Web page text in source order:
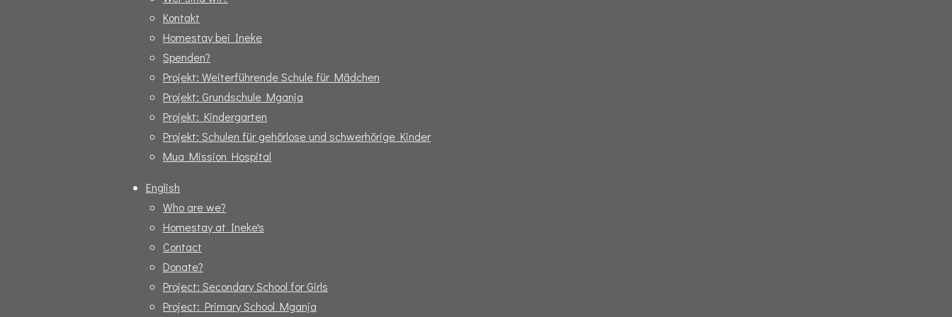
Kontakt
Homestay bei Ineke
Spenden?
Projekt: Weiterführende Schule für Mädchen
Projekt: Grundschule Mganja
Projekt: Kindergarten
Projekt: Schulen für gehörlose und schwerhörige Kinder
Mua Mission Hospital
English
Who are we?
Homestay at Ineke's
Contact
Donate?
Project: Secondary School for Girls
Project: Primary School Mganja